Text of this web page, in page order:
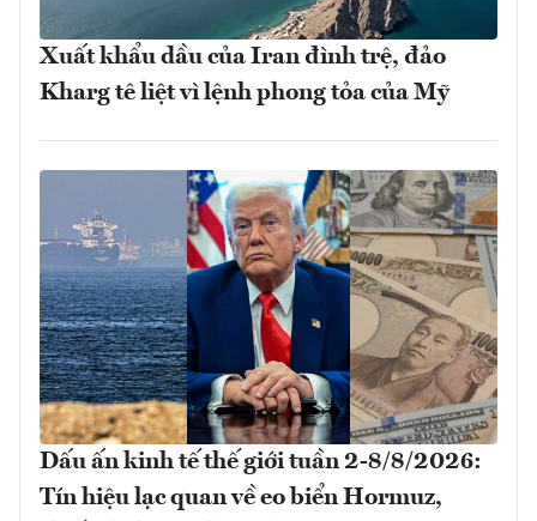
Xuất khẩu dầu của Iran đình trệ, đảo
Kharg tê liệt vì lệnh phong tỏa của Mỹ
Dấu ấn kinh tế thế giới tuần 2-8/8/2026:
Tín hiệu lạc quan về eo biển Hormuz,